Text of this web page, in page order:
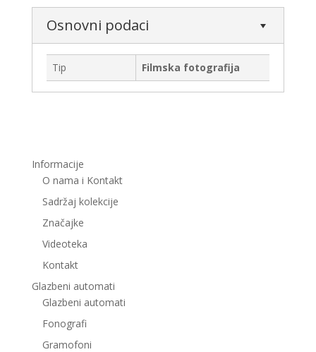
Osnovni podaci
Tip Filmska fotografija
Informacije
O nama i Kontakt
Sadržaj kolekcije
Značajke
Videoteka
Kontakt
Glazbeni automati
Glazbeni automati
Fonografi
Gramofoni